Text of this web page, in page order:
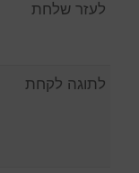
לעזר שלחת
לתוגה לקחת